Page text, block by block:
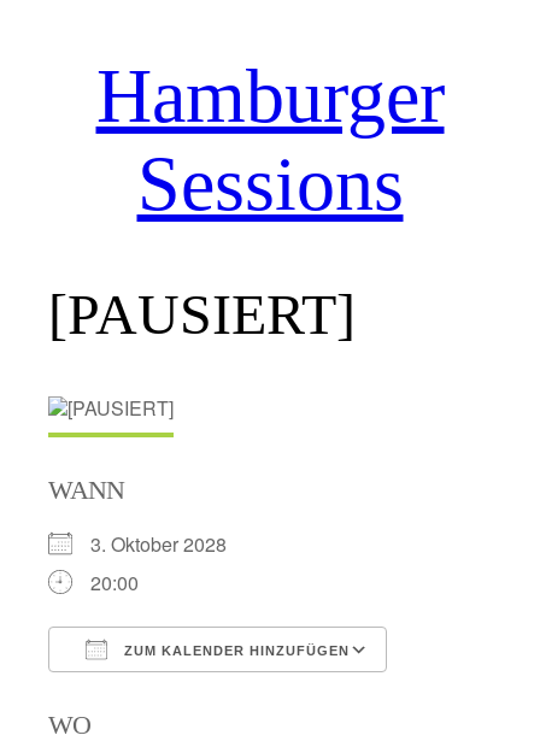
Hamburger
Sessions
[PAUSIERT]
WANN
3. Oktober 2028
20:00
ZUM KALENDER HINZUFÜGEN
WO